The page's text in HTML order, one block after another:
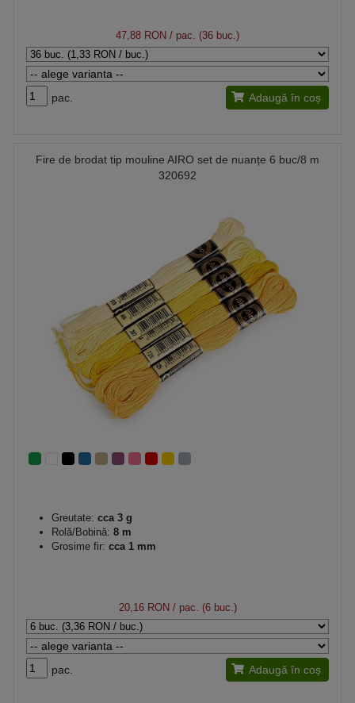
47,88 RON / pac. (36 buc.)
pac. Adaugă în coș
Fire de brodat tip mouline AIRO set de nuanțe 6 buc/8 m
320692
Greutate: cca 3 g
Rolă/Bobină: 8 m
Grosime fir: cca 1 mm
20,16 RON/ pac. (6 buc.)
pac. Adaugă în coș